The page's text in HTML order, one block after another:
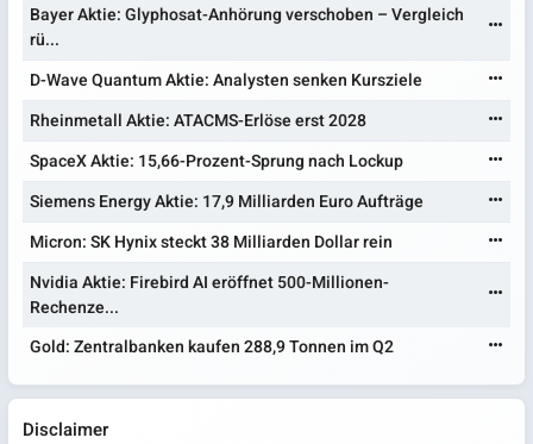
Bayer Aktie: Glyphosat-Anhörung verschoben – Vergleich
rü...
D-Wave Quantum Aktie: Analysten senken Kursziele
Rheinmetall Aktie: ATACMS-Erlöse erst 2028
SpaceX Aktie: 15,66-Prozent-Sprung nach Lockup
Siemens Energy Aktie: 17,9 Milliarden Euro Aufträge
Micron: SK Hynix steckt 38 Milliarden Dollar rein
Nvidia Aktie: Firebird AI eröffnet 500-Millionen-
Rechenze...
Gold: Zentralbanken kaufen 288,9 Tonnen im Q2
Disclaimer